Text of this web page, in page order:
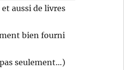
aussi de livres
bien fourni
seulement…)